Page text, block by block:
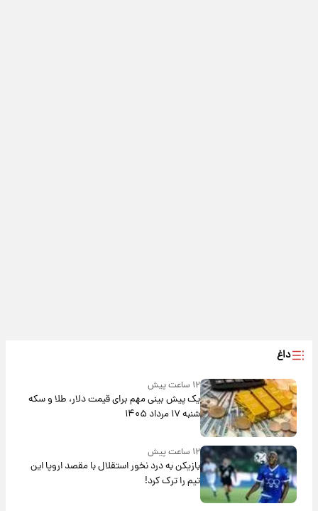
داغ
۱۲ ساعت پیش
یک پیش ‌بینی مهم برای قیمت دلار، طلا و سکه
شنبه ۱۷ مرداد ۱۴۰۵
۱۲ ساعت پیش
بازیکن به درد نخور استقلال با مقصد اروپا این
تیم را ترک کرد!